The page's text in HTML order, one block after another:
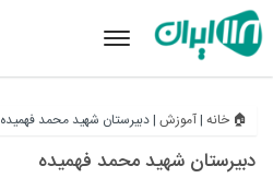
Toggle
🏠 خانه |آموزش |دبیرستان شهید محمد فهمیده
دبیرستان شهید محمد فهمیده